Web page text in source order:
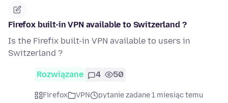
Firefox built-in VPN available to Switzerland ?
Is the Firefix built-in VPN available to users in
Switzerland ?
Rozwiązane 4 50
Firefox VPN
pytanie zadane 1 miesiąc temu